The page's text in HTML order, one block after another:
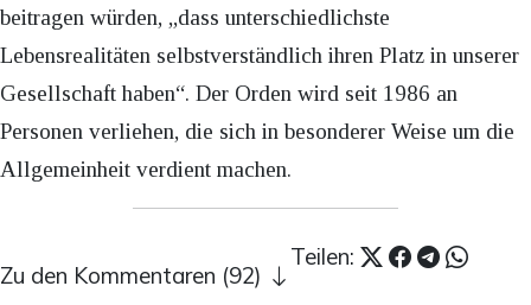
beitragen würden, „dass unterschiedlichste
Lebensrealitäten selbstverständlich ihren Platz in unserer
Gesellschaft haben“. Der Orden wird seit 1986 an
Personen verliehen, die sich in besonderer Weise um die
Allgemeinheit verdient machen.
Teilen:
Zu den Kommentaren (92)